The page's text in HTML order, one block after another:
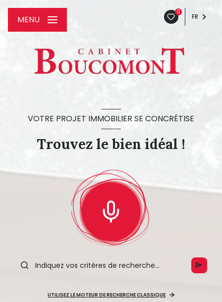
0
FR
MENU
VOTRE PROJET IMMOBILIER SE CONCRÉTISE
Trouvez le bien idéal !
UTILISEZ LE MOTEUR DE RECHERCHE CLASSIQUE